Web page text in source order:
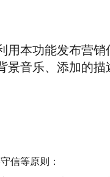
用本功能发布营
景音乐、添加的
信等原则：